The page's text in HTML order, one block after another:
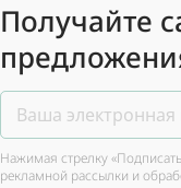
Получайте
Нажимая стрелку
рекламной рассылки и